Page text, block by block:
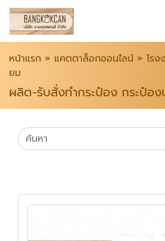
หน้าแรก » แคตตาล็อกออนไลน์ » โรง
ยม
ผลิต-รับสั่งทำกระป๋อง กระป๋อ